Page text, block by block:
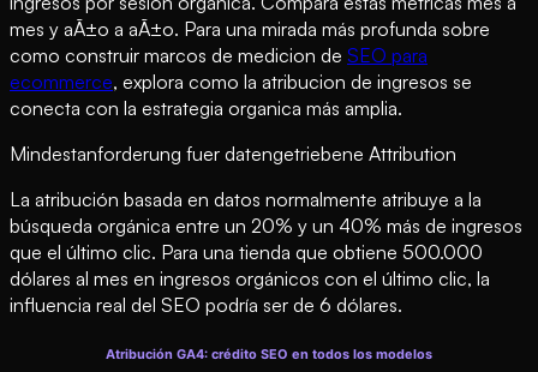
mes y aÃ±o a aÃ±o. Para una mirada más profunda sobre
como construir marcos de medicion de SEO para
ecommerce, explora como la atribucion de ingresos se
conecta con la estrategia organica más amplia.
Mindestanforderung fuer datengetriebene Attribution
La atribución basada en datos normalmente atribuye a la
búsqueda orgánica entre un 20% y un 40% más de ingresos
que el último clic. Para una tienda que obtiene 500.000
dólares al mes en ingresos orgánicos con el último clic, la
influencia real del SEO podría ser de 6 dólares.